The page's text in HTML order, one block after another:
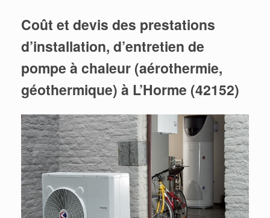
Coût et devis des prestations
d’installation, d’entretien de
pompe à chaleur (aérothermie,
géothermique) à L’Horme (42152)